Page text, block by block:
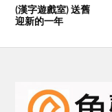
(漢字遊戲室) 送舊
迎新的一年